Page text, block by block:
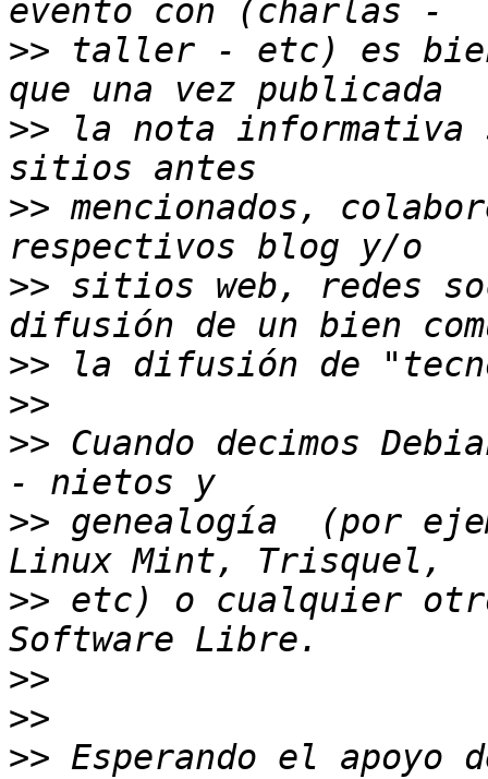
>> taller - etc) es
>> la nota informativa
>> mencionados,
>> sitios web, redes
>>
>>
>> Cuando decimos
>> genealogía  (por
>> etc) o cualquier
>>
>>
>> Esperando el apoyo